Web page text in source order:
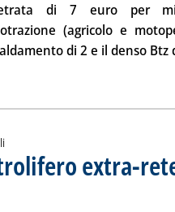
di 7 euro per
(agricolo e
di 2 e il denso Btz
extra-
sui prezzi dei carburanti e dei
27 maggio 2010 alle 9.11.